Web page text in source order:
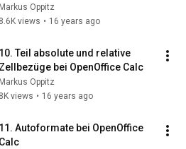
Referenzen bei OpenOffice Calc
Markus Oppitz
8.6K views • 16 years ago
10. Teil absolute und relative
Zellbezüge bei OpenOffice Calc
Markus Oppitz
8K views • 16 years ago
11. Autoformate bei OpenOffice
Calc